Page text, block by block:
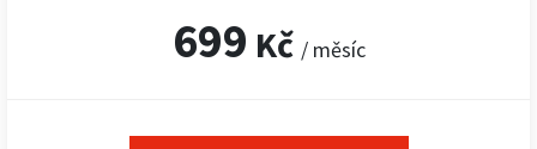
699 Kč / měsíc